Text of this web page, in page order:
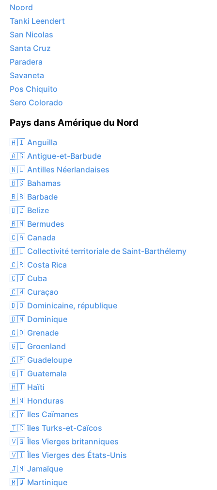
Noord
Tanki Leendert
San Nicolas
Santa Cruz
Paradera
Savaneta
Pos Chiquito
Sero Colorado
Pays dans Amérique du Nord
🇦🇮 Anguilla
🇦🇬 Antigue-et-Barbude
🇳🇱 Antilles Néerlandaises
🇧🇸 Bahamas
🇧🇧 Barbade
🇧🇿 Belize
🇧🇲 Bermudes
🇨🇦 Canada
🇧🇱 Collectivité territoriale de Saint-Barthélemy
🇨🇷 Costa Rica
🇨🇺 Cuba
🇨🇼 Curaçao
🇩🇴 Dominicaine, république
🇩🇲 Dominique
🇬🇩 Grenade
🇬🇱 Groenland
🇬🇵 Guadeloupe
🇬🇹 Guatemala
🇭🇹 Haïti
🇭🇳 Honduras
🇰🇾 Iles Caïmanes
🇹🇨 îles Turks-et-Caïcos
🇻🇬 Îles Vierges britanniques
🇻🇮 Îles Vierges des États-Unis
🇯🇲 Jamaïque
🇲🇶 Martinique